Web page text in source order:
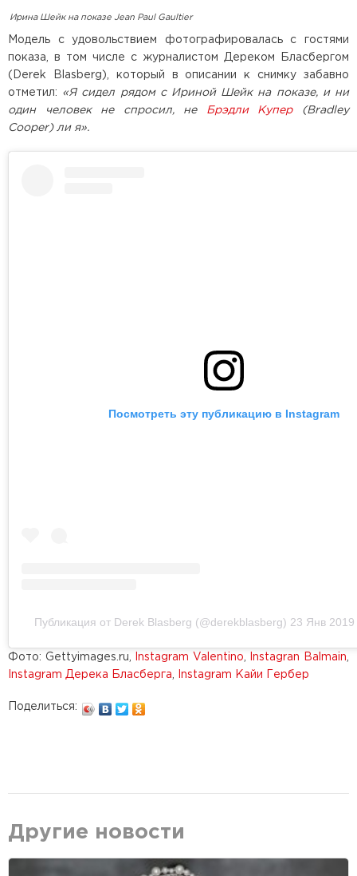
Ирина Шейк на показе Jean Paul Gaultier
Модель с удовольствием фотографировалась с гостями
показа, в том числе с журналистом Дереком Бласбергом
(Derek Blasberg), который в описании к снимку забавно
отметил: «Я сидел рядом с Ириной Шейк на показе, и ни
один человек не спросил, не Брэдли Купер(Bradley
Cooper) ли я».
Посмотреть эту публикацию в Instagram
Публикация от Derek Blasberg (@derekblasberg) 23 Янв
Фото: Gettyimages.ru, Instagram Valentino Instagran Balmain
Instagram Дерека Бласберга
Instagram Кайи Гербер
Поделиться:
Другие новости